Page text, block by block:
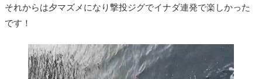
それからは夕マズメになり撃投ジグでイナダ連発で楽しかった
です！